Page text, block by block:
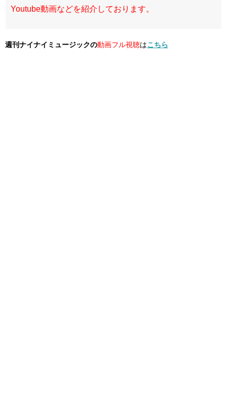
Youtube動画などを紹介しております。
週刊ナイナイミュージックの動画フル視聴はこちら